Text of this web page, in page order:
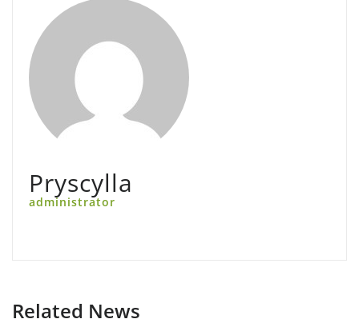
Pryscylla
administrator
Related News